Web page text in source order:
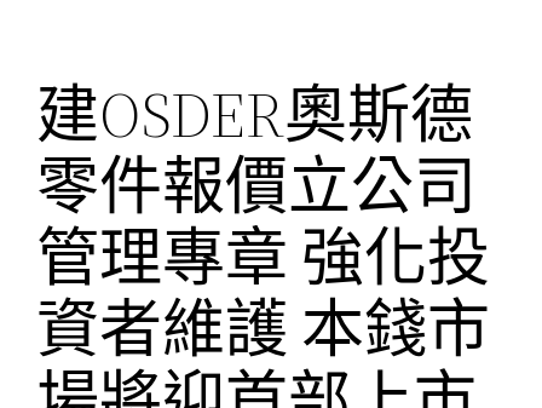
建OSDER奧斯德
零件報價立公司
管理專章 強化投
資者維護 本錢市